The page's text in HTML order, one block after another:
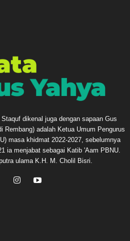
dikenal juga dengan sapaan Gus
Rembang) adalah Ketua Umum Pengurus
masa khidmat 2022-2027, sebelumnya
ia menjabat sebagai Katib 'Aam PBNU.
ulama K.H. M. Cholil Bisri.